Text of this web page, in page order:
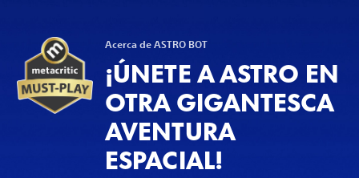
Acerca de ASTRO BOT
¡ÚNETE A ASTRO EN
OTRA GIGANTESCA
AVENTURA
ESPACIAL!